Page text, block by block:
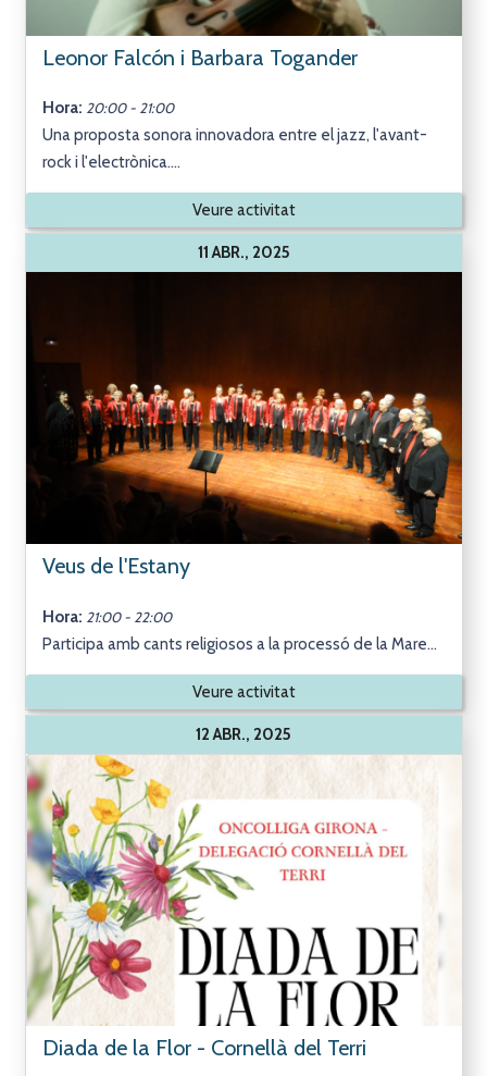
Leonor Falcón i Barbara Togander
Hora: 20:00 - 21:00
Una proposta sonora innovadora entre el jazz, l'avant-
rock i l'electrònica....
Veure activitat
11 ABR., 2025
Veus de l'Estany
Hora: 21:00 - 22:00
Participa amb cants religiosos a la processó de la Mare...
Veure activitat
12 ABR., 2025
Diada de la Flor - Cornellà del Terri